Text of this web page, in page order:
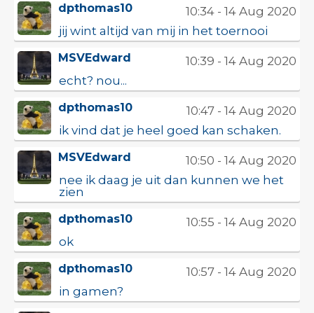
dpthomas10
10:34 - 14 Aug 2020
jij wint altijd van mij in het toernooi
MSVEdward
10:39 - 14 Aug 2020
echt? nou...
dpthomas10
10:47 - 14 Aug 2020
ik vind dat je heel goed kan schaken.
MSVEdward
10:50 - 14 Aug 2020
nee ik daag je uit dan kunnen we het
zien
dpthomas10
10:55 - 14 Aug 2020
ok
dpthomas10
10:57 - 14 Aug 2020
in gamen?